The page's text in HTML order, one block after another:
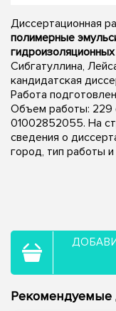
Диссертационная
полимерные
Сибгатуллина,
кандидатская
Работа
Объем работы: 229
01002852055. На
сведения о
город, тип работы
Рекомендуемые